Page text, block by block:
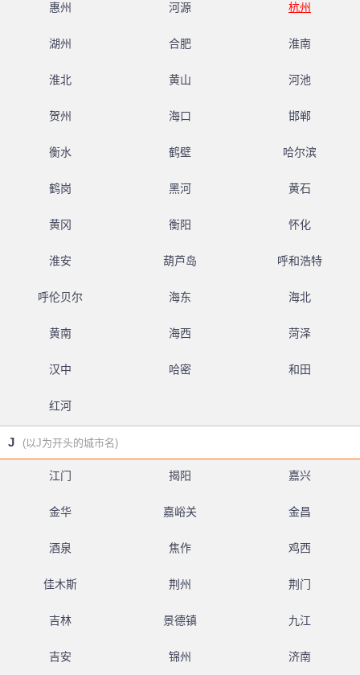
惠州 河源 杭州
湖州 合肥 淮南
淮北 黄山 河池
贺州 海口 邯郸
衡水 鹤壁 哈尔滨
鹤岗 黑河 黄石
黄冈 衡阳 怀化
淮安 葫芦岛 呼和浩特
呼伦贝尔 海东 海北
黄南 海西 菏泽
汉中 哈密 和田
红河
J (以J为开头的城市名)
江门 揭阳 嘉兴
金华 嘉峪关 金昌
酒泉 焦作 鸡西
佳木斯 荆州 荆门
吉林 景德镇 九江
吉安 锦州 济南